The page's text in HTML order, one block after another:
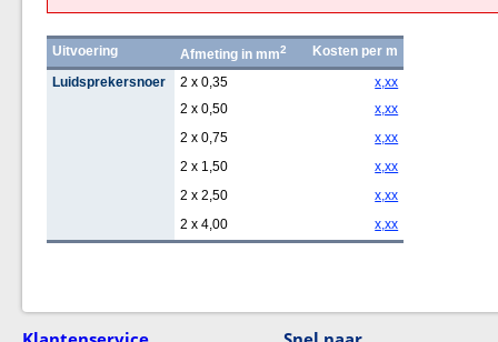
Uitvoering Afmeting in mm2
Kosten per m
Luidsprekersnoer
2 x 0,35
x,xx
2 x 0,50
x,xx
2 x 0,75
x,xx
2 x 1,50
x,xx
2 x 2,50
x,xx
2 x 4,00
x,xx